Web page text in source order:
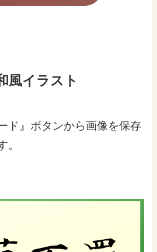
風イラスト
ド』ボタンから画像を保存
。